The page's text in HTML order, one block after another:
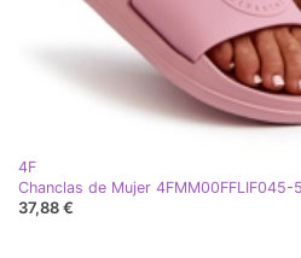
4F
Chanclas de Mujer 4FMM00FFLIF045-
37,88 €